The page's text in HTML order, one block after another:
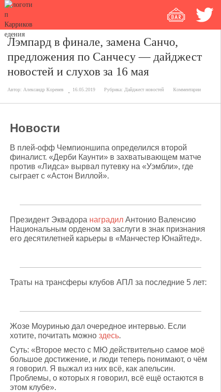
Лэмпард в финале, замена Санчо,
предложения по Санчесу — дайджест
новостей и слухов за 16 мая
Автор: Александр Коренев 16.05.2019 Рубрика: Дайджест новостей Комментарии
Новости
В плей-офф Чемпионшипа определился второй
финалист. «Дерби Каунти» в захватывающем матче
против «Лидса» вырвал путевку на «Уэмбли», где
сыграет с «Астон Виллой».
Президент Эквадора наградил Антонио Валенсию
Национальным орденом за заслуги в знак признания
его десятилетней карьеры в «Манчестер Юнайтед».
Траты на трансферы клубов АПЛ за последние 5 лет:
Жозе Моуринью дал очередное интервью. Если
хотите, почитать можно здесь.
Суть: «Второе место с МЮ действительно самое моё
большое достижение, и люди теперь понимают, о чём
я говорил. Я выжал из них всё, как апельсин.
Проблемы, о которых я говорил, всё ещё остаются в
этом клубе».